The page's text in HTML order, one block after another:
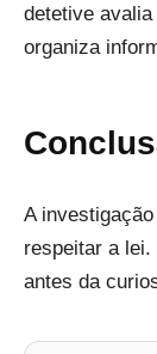
detetive
organiza
A
respeitar a
antes da